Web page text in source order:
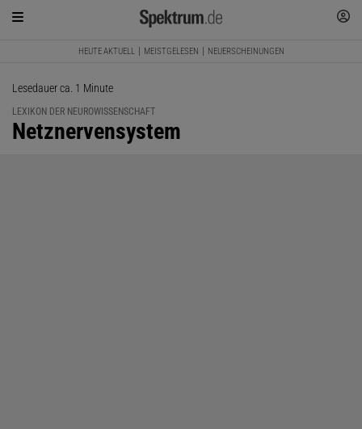
HEUTE AKTUELL MEISTGELESEN NEUERSCHEINUNGEN
Lesedauer ca. 1 Minute
LEXIKON DER NEUROWISSENSCHAFT
:
Netznervensystem